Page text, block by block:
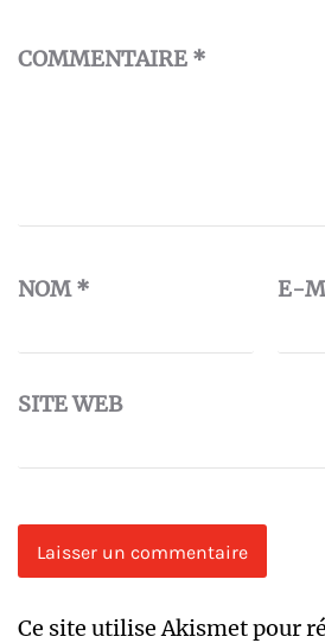
COMMENTAIRE *
NOM* E-
SITE WEB
Ce site utilise Akismet pour